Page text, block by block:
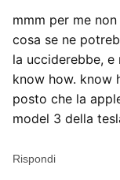
mmm per me
cosa se ne
la ucciderebbe, e
know how. know
posto che la
model 3 della
Rispondi